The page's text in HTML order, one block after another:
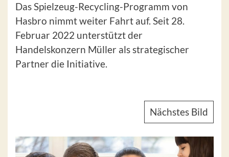
Das Spielzeug-Recycling-Programm von
Hasbro nimmt weiter Fahrt auf. Seit 28.
Februar 2022 unterstützt der
Handelskonzern Müller als strategischer
Partner die Initiative.
Nächstes Bild